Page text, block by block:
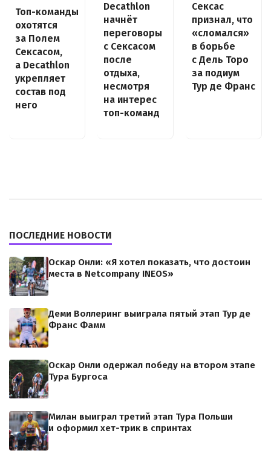
Топ-команды
охотятся
за Полем
Сексасом,
а Decathlon
укрепляет
состав под
него
Decathlon
начнёт
переговоры
с Сексасом
после
отдыха,
несмотря
на интерес
топ-команд
Сексас
признал, что
«сломался»
в борьбе
с Дель Торо
за подиум
Тур де Франс
ПОСЛЕДНИЕ НОВОСТИ
Оскар Онли: «Я хотел показать, что достоин
места в Netcompany INEOS»
Деми Воллеринг выиграла пятый этап Тур де
Франс Фамм
Оскар Онли одержал победу на втором этапе
Тура Бургоса
Милан выиграл третий этап Тура Польши
и оформил хет-трик в спринтах